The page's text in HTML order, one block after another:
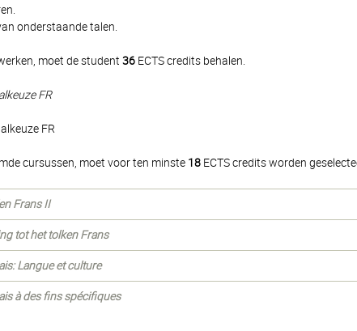
onderstaande talen.
moet de student36 ECTS credits behalen.
FR
FR
cursussen, moet voor ten minste 18 ECTS credits worden
Frans II
tot het tolken Frans
Langue et culture
à des fins spécifiques